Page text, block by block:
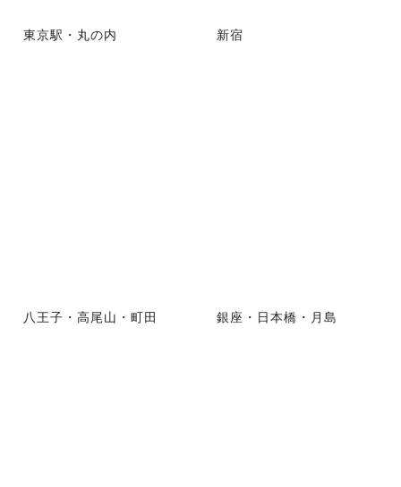
東京駅・丸の内 新宿
八王子・高尾山・町田 銀座・日本橋・月島